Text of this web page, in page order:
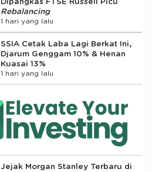
Dipangkas FTSE Russell Picu
Rebalancing
1 hari yang lalu
SSIA Cetak Laba Lagi Berkat Ini,
Djarum Genggam 10% & Henan
Kuasai 13%
1 hari yang lalu
Jejak Morgan Stanley Terbaru di